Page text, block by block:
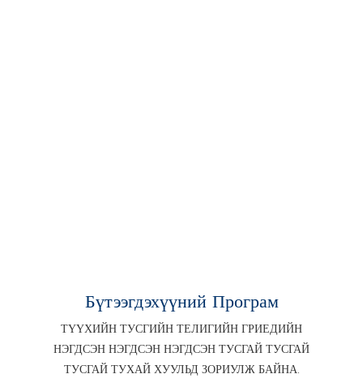
Бүтээгдэхүүний Програм
ТҮҮХИЙН ТУСГИЙН ТЕЛИГИЙН ГРИЕДИЙН
НЭГДСЭН НЭГДСЭН НЭГДСЭН ТУСГАЙ ТУСГАЙ
ТУСГАЙ ТУХАЙ ХУУЛЬД ЗОРИУЛЖ БАЙНА.